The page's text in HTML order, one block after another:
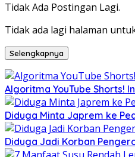
Tidak Ada Postingan Lagi.
Tidak ada lagi halaman
Selengkapnya
Algoritma YouTube Shorts!
Diduga Minta Japrem ke
Diduga Jadi Korban